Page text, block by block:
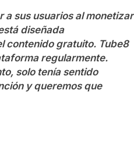
a sus usuarios al monetizar
diseñada
contenido gratuito. Tube8
regularmente.
solo tenía sentido
y queremos que